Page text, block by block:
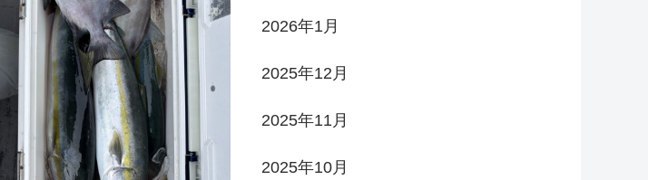
2026年1月
2025年12月
2025年11月
2025年10月